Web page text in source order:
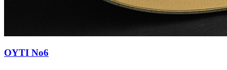
ΟΥΤΙ No6